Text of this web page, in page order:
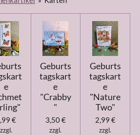
e
€
zzgl.
Geburts
tagskart
e
"Crabby
"
3,50 €
zzgl.
Geburts
tagskart
e
"Nature
Two"
2,99 €
zzgl.